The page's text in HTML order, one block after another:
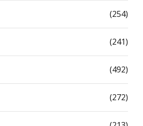
(254)
(241)
(492)
(272)